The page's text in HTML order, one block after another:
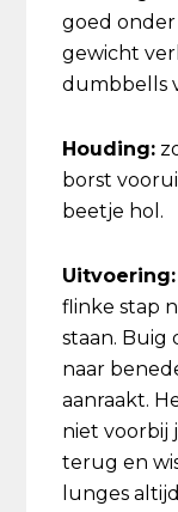
goed
gewicht
dumbbells
Houding:
borst
beetje hol.
Uitvoering:
flinke stap
staan. Buig
naar
aanraakt.
niet voorbij
terug en
lunges